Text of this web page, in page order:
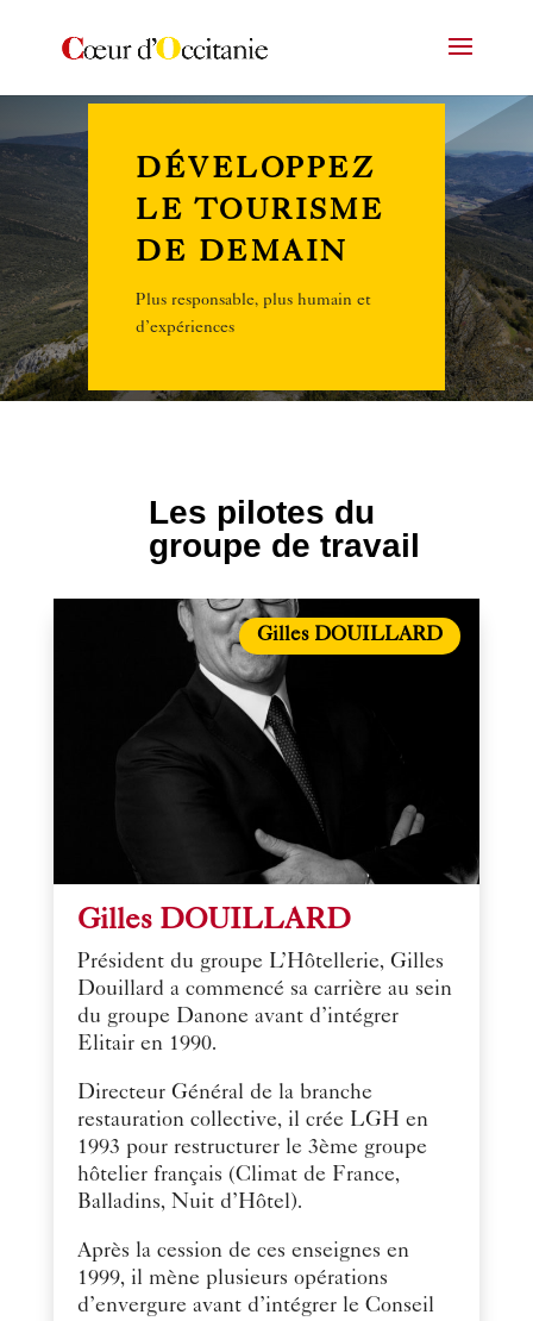
DÉVELOPPEZ
LE TOURISME
DE DEMAIN
Plus responsable, plus humain et
d’expériences
Les pilotes du
groupe de travail
Gilles DOUILLARD
Gilles DOUILLARD
Président du groupe L’Hôtellerie, Gilles
Douillard a commencé sa carrière au sein
du groupe Danone avant d’intégrer
Elitair en 1990.
Directeur Général de la branche
restauration collective, il crée LGH en
1993 pour restructurer le 3ème groupe
hôtelier français (Climat de France,
Balladins, Nuit d’Hôtel).
Après la cession de ces enseignes en
1999, il mène plusieurs opérations
d’envergure avant d’intégrer le Conseil